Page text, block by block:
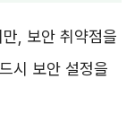
, 보안 취약점을
시 보안 설정을